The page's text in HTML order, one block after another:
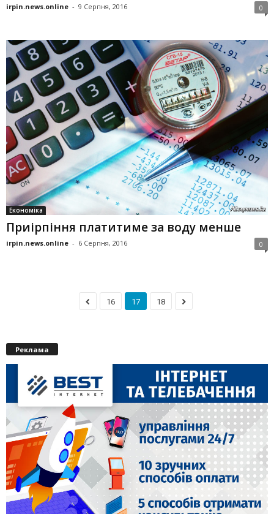
irpin.news.online - 9 Серпня, 2016 0
Економіка
Приірпіння платитиме за воду менше
irpin.news.online - 6 Серпня, 2016 0
16 17 18
Реклама